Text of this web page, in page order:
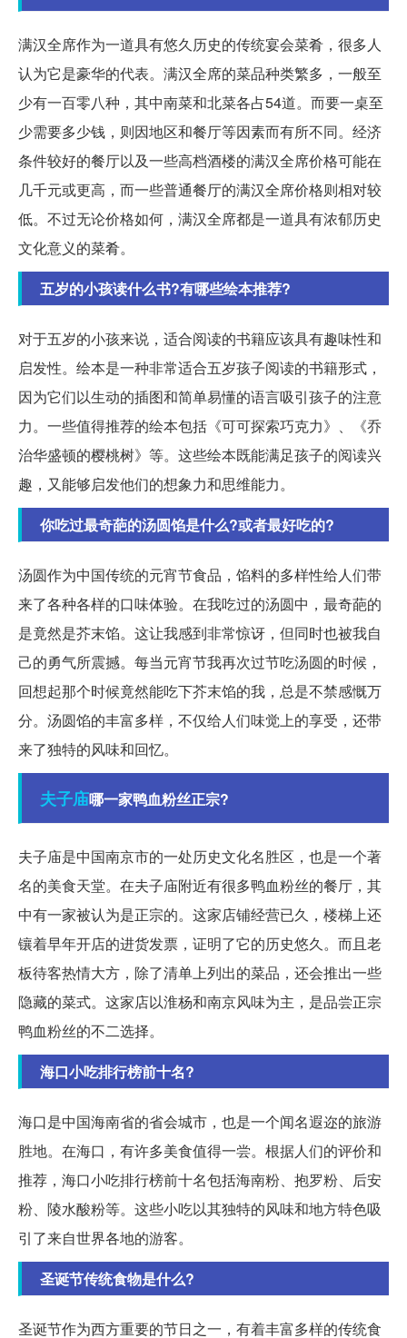
满汉全席作为一道具有悠久历史的传统宴会菜肴，很多人
认为它是豪华的代表。满汉全席的菜品种类繁多，一般至
少有一百零八种，其中南菜和北菜各占54道。而要一桌至
少需要多少钱，则因地区和餐厅等因素而有所不同。经济
条件较好的餐厅以及一些高档酒楼的满汉全席价格可能在
几千元或更高，而一些普通餐厅的满汉全席价格则相对较
低。不过无论价格如何，满汉全席都是一道具有浓郁历史
文化意义的菜肴。
五岁的小孩读什么书?有哪些绘本推荐?
对于五岁的小孩来说，适合阅读的书籍应该具有趣味性和
启发性。绘本是一种非常适合五岁孩子阅读的书籍形式，
因为它们以生动的插图和简单易懂的语言吸引孩子的注意
力。一些值得推荐的绘本包括《可可探索巧克力》、《乔
治华盛顿的樱桃树》等。这些绘本既能满足孩子的阅读兴
趣，又能够启发他们的想象力和思维能力。
你吃过最奇葩的汤圆馅是什么?或者最好吃的?
汤圆作为中国传统的元宵节食品，馅料的多样性给人们带
来了各种各样的口味体验。在我吃过的汤圆中，最奇葩的
是竟然是芥末馅。这让我感到非常惊讶，但同时也被我自
己的勇气所震撼。每当元宵节我再次过节吃汤圆的时候，
回想起那个时候竟然能吃下芥末馅的我，总是不禁感慨万
分。汤圆馅的丰富多样，不仅给人们味觉上的享受，还带
来了独特的风味和回忆。
夫子庙哪一家鸭血粉丝正宗?
夫子庙是中国南京市的一处历史文化名胜区，也是一个著
名的美食天堂。在夫子庙附近有很多鸭血粉丝的餐厅，其
中有一家被认为是正宗的。这家店铺经营已久，楼梯上还
镶着早年开店的进货发票，证明了它的历史悠久。而且老
板待客热情大方，除了清单上列出的菜品，还会推出一些
隐藏的菜式。这家店以淮杨和南京风味为主，是品尝正宗
鸭血粉丝的不二选择。
海口小吃排行榜前十名?
海口是中国海南省的省会城市，也是一个闻名遐迩的旅游
胜地。在海口，有许多美食值得一尝。根据人们的评价和
推荐，海口小吃排行榜前十名包括海南粉、抱罗粉、后安
粉、陵水酸粉等。这些小吃以其独特的风味和地方特色吸
引了来自世界各地的游客。
圣诞节传统食物是什么?
圣诞节作为西方重要的节日之一，有着丰富多样的传统食